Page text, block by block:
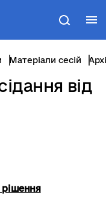
Пошук
Матеріали сесій
від
рішення